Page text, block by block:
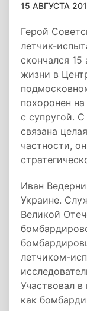
15 АВГУСТА
Герой
летчик-
скончался 15
жизни в
похоронен
с супругой.
связана
частности,
Иван
Украине.
Великой
летчиком-
Участвовал
как